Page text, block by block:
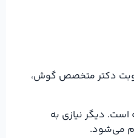
نوبت دکتر متخصص گوش،
دیگر نیازی به
می‌شود.